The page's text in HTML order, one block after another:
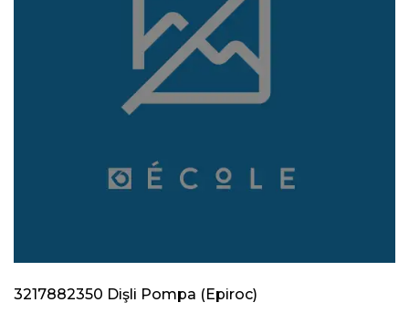
3217882350 Dişli Pompa (Epiroc)